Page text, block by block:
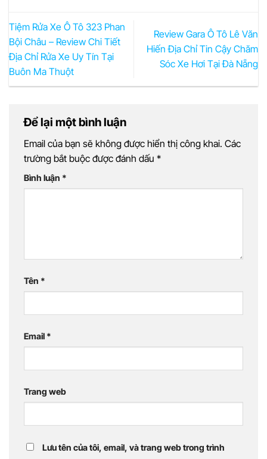
Tiệm Rửa Xe Ô Tô 323 Phan
Bội Châu – Review Chi Tiết
Địa Chỉ Rửa Xe Uy Tín Tại
Buôn Ma Thuột
Review Gara Ô Tô Lê Văn
Hiến Địa Chỉ Tin Cậy Chăm
Sóc Xe Hơi Tại Đà Nẵng
Để lại một bình luận
Email của bạn sẽ không được hiển thị công khai. Các
trường bắt buộc được đánh dấu *
Bình luận *
Tên *
Email *
Trang web
Lưu tên của tôi, email, và trang web trong trình